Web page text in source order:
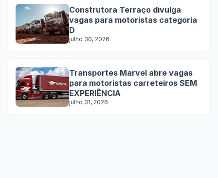
Construtora Terraço divulga
vagas para motoristas categoria
D
julho 30, 2026
Transportes Marvel abre vagas
para motoristas carreteiros SEM
EXPERIÊNCIA
julho 31, 2026